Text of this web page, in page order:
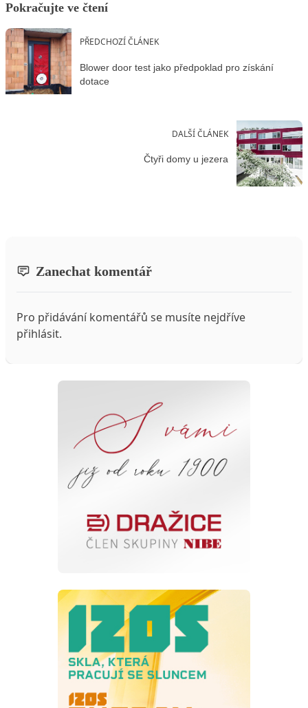
Pokračujte ve čtení
PŘEDCHOZÍ ČLÁNEK
Blower door test jako předpoklad pro získání
dotace
DALŠÍ ČLÁNEK
Čtyři domy u jezera
Zanechat komentář
Pro přidávání komentářů se musíte nejdříve
přihlásit.